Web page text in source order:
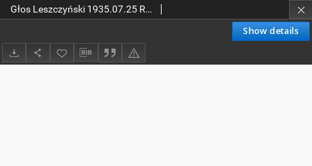
Show details
Głos Leszczyński 1935.07.25 R.16 Nr 169